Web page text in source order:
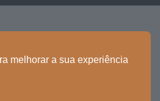
melhorar a sua experiência